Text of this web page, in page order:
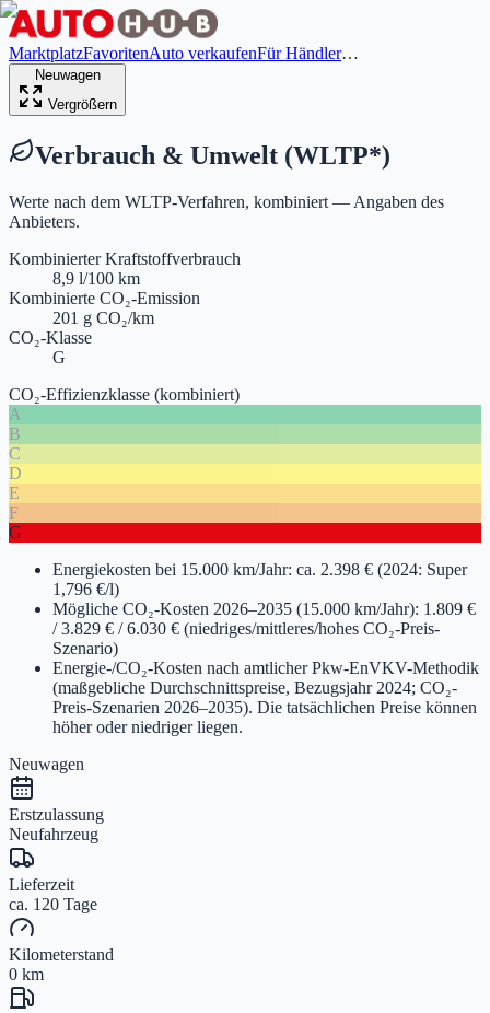
MarktplatzFavoritenAuto verkaufenFür Händler…
Neuwagen
Vergrößern
Verbrauch & Umwelt (WLTP*)
Werte nach dem WLTP-Verfahren, kombiniert — Angaben des
Anbieters.
Kombinierter Kraftstoffverbrauch
8,9 l/100 km
Kombinierte CO₂-Emission
201 g CO₂/km
CO₂-Klasse
G
CO₂-Effizienzklasse (kombiniert)
A
B
C
D
E
F
G
Energiekosten bei 15.000 km/Jahr: ca. 2.398 € (2024: Super
1,796 €/l)
Mögliche CO₂-Kosten 2026–2035 (15.000 km/Jahr): 1.809 €
/ 3.829 € / 6.030 € (niedriges/mittleres/hohes CO₂-Preis-
Szenario)
Energie-/CO₂-Kosten nach amtlicher Pkw-EnVKV-Methodik
(maßgebliche Durchschnittspreise, Bezugsjahr 2024; CO₂-
Preis-Szenarien 2026–2035). Die tatsächlichen Preise können
höher oder niedriger liegen.
Neuwagen
Erstzulassung
Neufahrzeug
Lieferzeit
ca. 120 Tage
Kilometerstand
0 km